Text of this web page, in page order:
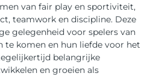
van fair play en sportiviteit,
teamwork en discipline. Deze
gelegenheid voor spelers van
te komen en hun liefde voor het
belangrijke
en groeien als